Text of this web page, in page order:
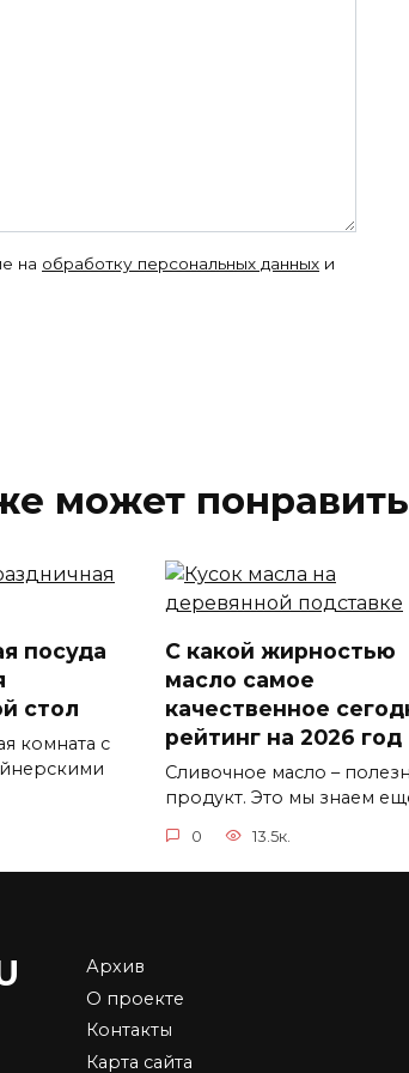
на обработку персональных данных и
может
посуда
стол
комната с
С какой жирностью
масло самое
качественное
рейтинг на 2026 год
Сливочное масло –
продукт. Это мы знаем
0 13.5к.
фабриками игрушек
Архив
О проекте
Контакты
Карта сайта